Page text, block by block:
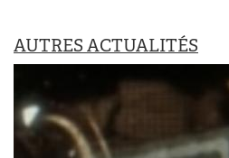
AUTRES ACTUALITÉS